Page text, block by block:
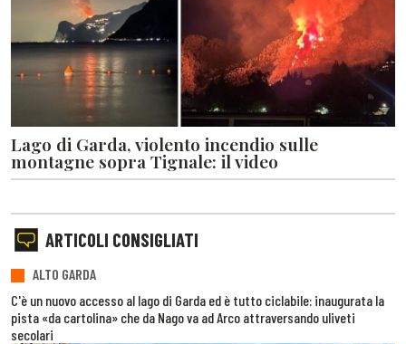
Lago di Garda, violento incendio sulle
montagne sopra Tignale: il video
ARTICOLI CONSIGLIATI
ALTO GARDA
C'è un nuovo accesso al lago di Garda ed è tutto ciclabile: inaugurata la
pista «da cartolina» che da Nago va ad Arco attraversando uliveti
secolari